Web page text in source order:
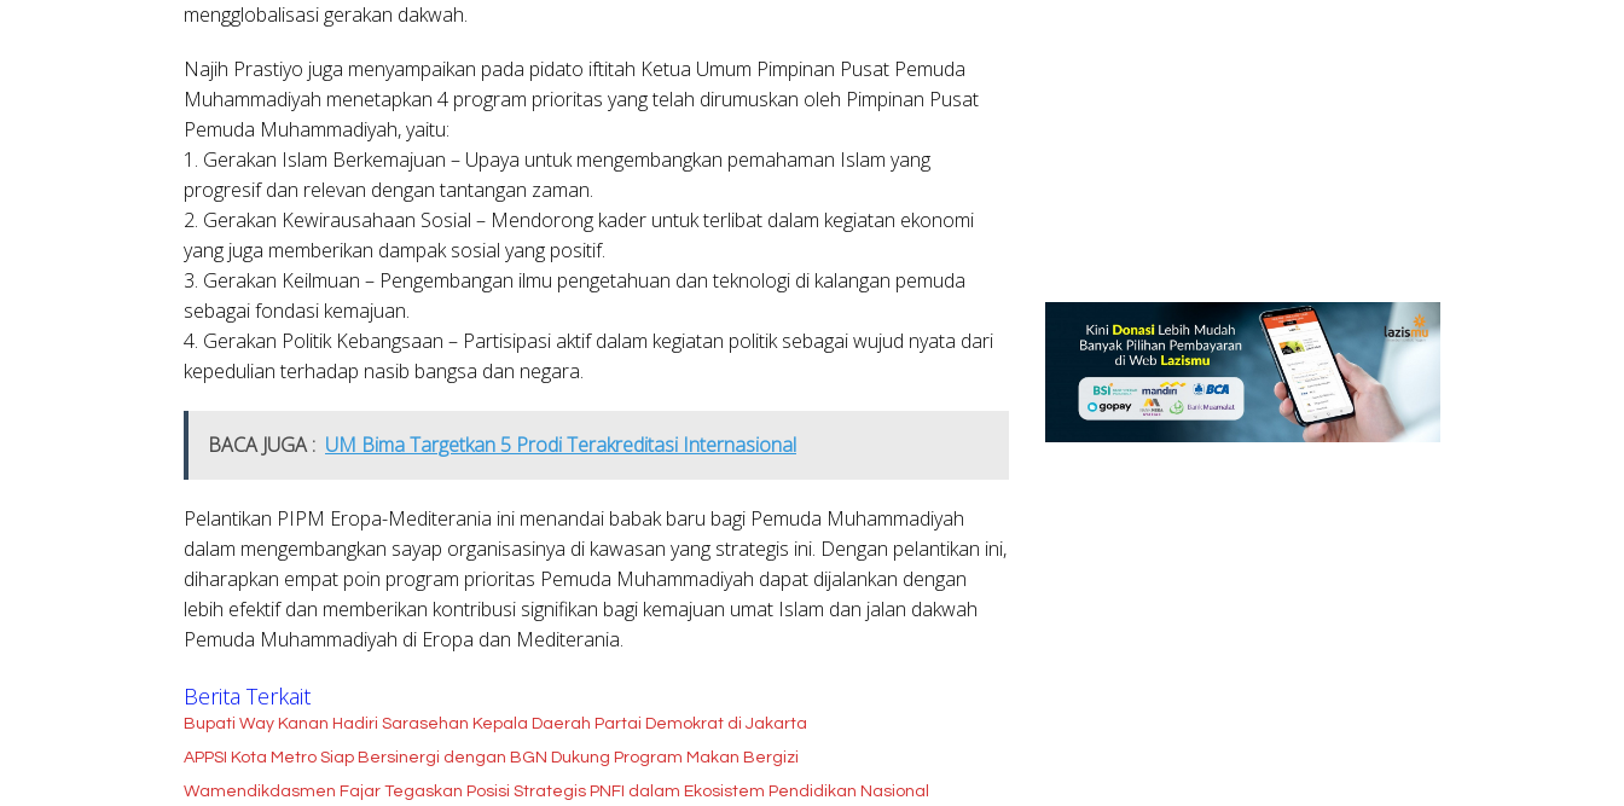
mengglobalisasi gerakan dakwah.
Najih Prastiyo juga menyampaikan pada pidato iftitah Ketua Umum Pimpinan Pusat Pemuda
Muhammadiyah menetapkan 4 program prioritas yang telah dirumuskan oleh Pimpinan Pusat
Pemuda Muhammadiyah, yaitu:
1. Gerakan Islam Berkemajuan – Upaya untuk mengembangkan pemahaman Islam yang
progresif dan relevan dengan tantangan zaman.
2. Gerakan Kewirausahaan Sosial – Mendorong kader untuk terlibat dalam kegiatan ekonomi
yang juga memberikan dampak sosial yang positif.
3. Gerakan Keilmuan – Pengembangan ilmu pengetahuan dan teknologi di kalangan pemuda
sebagai fondasi kemajuan.
4. Gerakan Politik Kebangsaan – Partisipasi aktif dalam kegiatan politik sebagai wujud nyata dari
kepedulian terhadap nasib bangsa dan negara.
BACA JUGA : UM Bima Targetkan 5 Prodi Terakreditasi Internasional
Pelantikan PIPM Eropa-Mediterania ini menandai babak baru bagi Pemuda Muhammadiyah
dalam mengembangkan sayap organisasinya di kawasan yang strategis ini. Dengan pelantikan ini,
diharapkan empat poin program prioritas Pemuda Muhammadiyah dapat dijalankan dengan
lebih efektif dan memberikan kontribusi signifikan bagi kemajuan umat Islam dan jalan dakwah
Pemuda Muhammadiyah di Eropa dan Mediterania.
Berita Terkait
Bupati Way Kanan Hadiri Sarasehan Kepala Daerah Partai Demokrat di Jakarta
APPSI Kota Metro Siap Bersinergi dengan BGN Dukung Program Makan Bergizi
Wamendikdasmen Fajar Tegaskan Posisi Strategis PNFI dalam Ekosistem Pendidikan Nasional